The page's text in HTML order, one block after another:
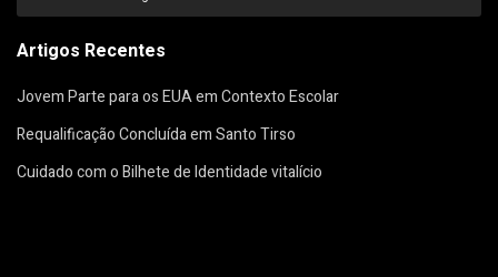
Artigos Recentes
Jovem Parte para os EUA em Contexto Escolar
Requalificação Concluída em Santo Tirso
Cuidado com o Bilhete de Identidade vitalício